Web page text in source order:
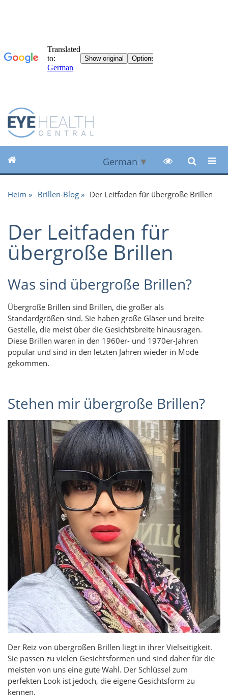
German ▼
Heim Brillen-Blog Der Leitfaden für übergroße Brillen
Der Leitfaden für
übergroße Brillen
Was sind übergroße Brillen?
Übergroße Brillen sind Brillen, die größer als
Standardgrößen sind. Sie haben große Gläser und breite
Gestelle, die meist über die Gesichtsbreite hinausragen.
Diese Brillen waren in den 1960er- und 1970er-Jahren
populär und sind in den letzten Jahren wieder in Mode
gekommen.
Stehen mir übergroße Brillen?
Der Reiz von übergroßen Brillen liegt in ihrer Vielseitigkeit.
Sie passen zu vielen Gesichtsformen und sind daher für die
meisten von uns eine gute Wahl. Der Schlüssel zum
perfekten Look ist jedoch, die eigene Gesichtsform zu
kennen.